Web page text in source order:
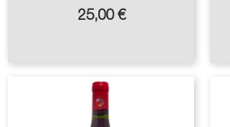
Prix
25,00 €